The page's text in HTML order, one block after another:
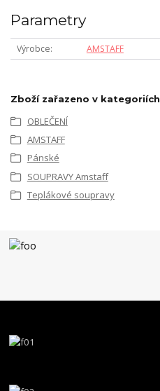
Parametry
Výrobce AMSTAFF
Zboží zařazeno v kategoriích
OBLEČENÍ
AMSTAFF
Pánské
SOUPRAVY Amstaff
Teplákové soupravy